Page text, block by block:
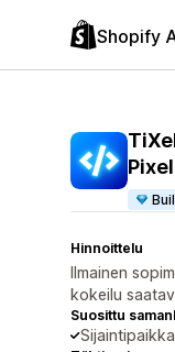
Shopify
Pixel
Hinnoittelu
Ilmainen
kokeilu
Suosittu